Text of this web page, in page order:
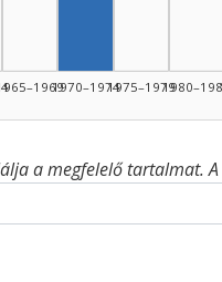
1970–19741975–1979
a megfelelő tartalmat.